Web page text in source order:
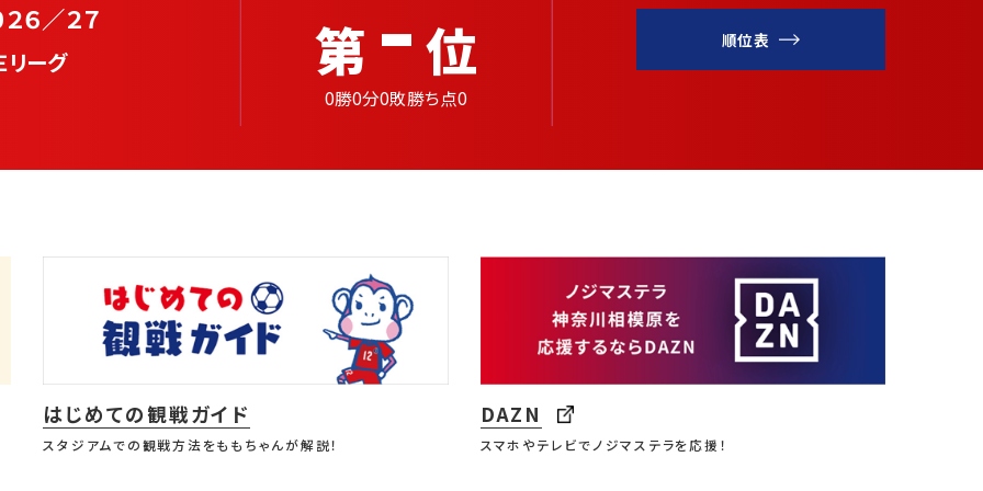
６／２７
リーグ 第 位
0勝0分0敗勝ち点0
順位表
はじめての観戦ガイド
スタジアムでの観戦方法をももちゃんが解説！
DAZN
スマホやテレビでノジマステラを応援！